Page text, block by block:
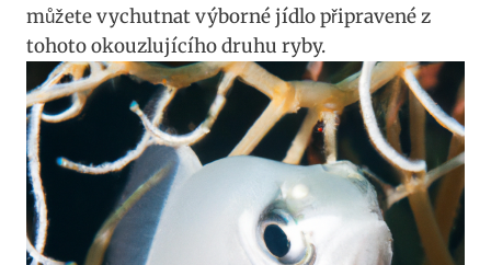
můžete vychutnat výborné jídlo připravené z
tohoto okouzlujícího druhu ryby.